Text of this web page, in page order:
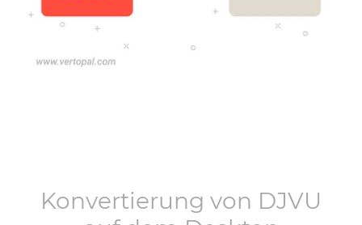
Konvertierung von DJVU